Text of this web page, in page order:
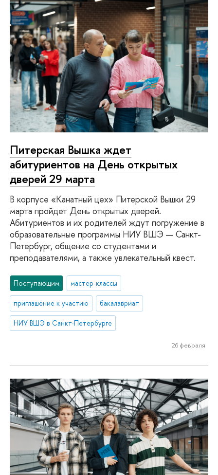
Питерская Вышка ждет
абитуриентов на День открытых
дверей 29 марта
В корпусе «Канатный цех» Питерской Вышки 29
марта пройдет День открытых дверей.
Абитуриентов и их родителей ждут погружение в
образовательные программы НИУ ВШЭ — Санкт-
Петербург, общение со студентами и
преподавателями, а также увлекательный квест.
Поступающим мастер-классы
приглашение к участию бакалавриат
НИУ ВШЭ в Санкт-Петербурге
26 февраля